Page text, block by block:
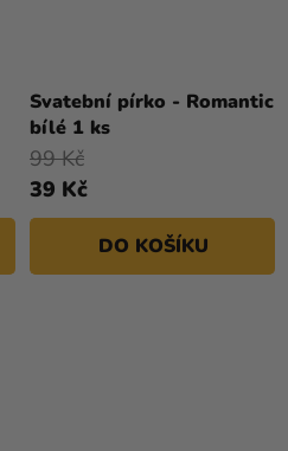
Svatební pírko - Romantic
bílé 1 ks
39 Kč
99 Kč
DO KOŠÍKU